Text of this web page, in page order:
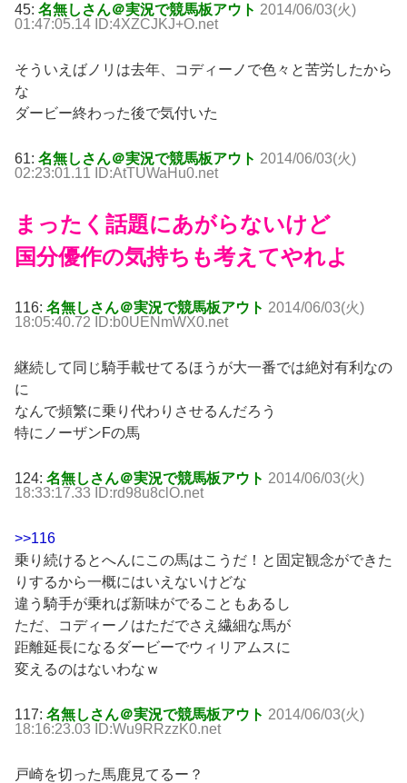
45: 名無しさん＠実況で競馬板アウト 2014/06/03(火)
01:47:05.14 ID:4XZCJKJ+O.net
そういえばノリは去年、コディーノで色々と苦労したから
な
ダービー終わった後で気付いた
61: 名無しさん＠実況で競馬板アウト 2014/06/03(火)
02:23:01.11 ID:AtTUWaHu0.net
まったく話題にあがらないけど
国分優作の気持ちも考えてやれよ
116: 名無しさん＠実況で競馬板アウト 2014/06/03(火)
18:05:40.72 ID:b0UENmWX0.net
継続して同じ騎手載せてるほうが大一番では絶対有利なの
に
なんで頻繁に乗り代わりさせるんだろう
特にノーザンFの馬
124: 名無しさん＠実況で競馬板アウト 2014/06/03(火)
18:33:17.33 ID:rd98u8clO.net
>>116
乗り続けるとへんにこの馬はこうだ！と固定観念ができた
りするから一概にはいえないけどな
違う騎手が乗れば新味がでることもあるし
ただ、コディーノはただでさえ繊細な馬が
距離延長になるダービーでウィリアムスに
変えるのはないわなｗ
117: 名無しさん＠実況で競馬板アウト 2014/06/03(火)
18:16:23.03 ID:Wu9RRzzK0.net
戸崎を切った馬鹿見てるー？